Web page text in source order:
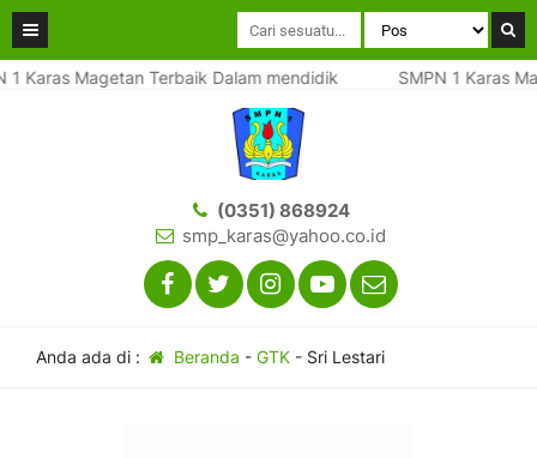
Karas Magetan Terbaik Dalam mendidik SMPN 1 Karas
(0351) 868924
smp_karas@yahoo.co.id
Anda ada di : Beranda - GTK- Sri Lestari